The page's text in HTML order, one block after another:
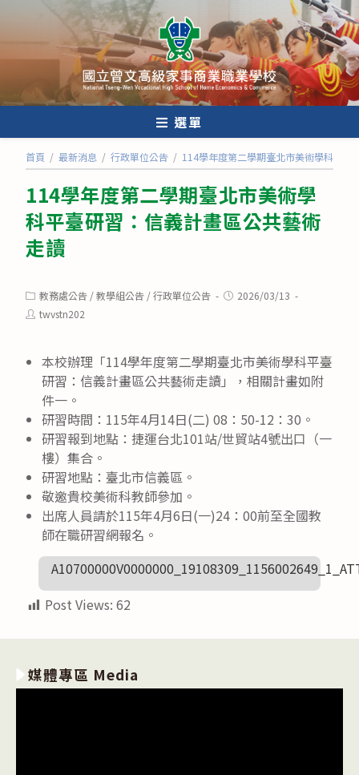
內
選單
首頁 / 最新消息 / 行政單位公告 / 114學年度第二學期臺北市美術學科平臺
114學年度第二學期臺北市美術學
科平臺研習：信義計畫區公共藝術
走讀
Post
category:
教務處公告 /教學組公告 /行政單位公告
Post2026/03/13
Posttwvstn202
本校辦理「114學年度第二學期臺北市美術學科平臺
研習：信義計畫區公共藝術走讀」，相關計畫如附
件一。
研習時間：115年4月14日(二) 08：50-12：30。
研習報到地點：捷運台北101站/世貿站4號出口（一
樓）集合。
研習地點：臺北市信義區。
敬邀貴校美術科教師參加。
出席人員請於115年4月6日(一)24：00前至全國教
師在職研習網報名。
Post Views: 62
媒體專區 Media